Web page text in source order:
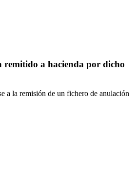
remitido a hacienda por dicho
a la remisión de un fichero de anulación